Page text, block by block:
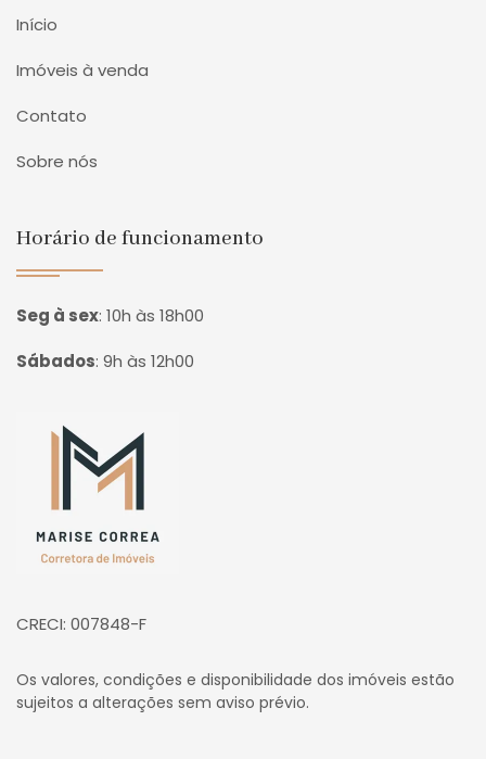
Início
Imóveis à venda
Contato
Sobre nós
Horário de funcionamento
Seg à sex: 10h às 18h00
Sábados: 9h às 12h00
Página inicial
CRECI: 007848-F
Os valores, condições e disponibilidade dos imóveis estão
sujeitos a alterações sem aviso prévio.